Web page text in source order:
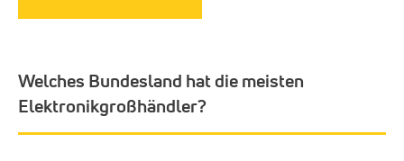
Welches Bundesland hat die meisten
Elektronikgroßhändler?